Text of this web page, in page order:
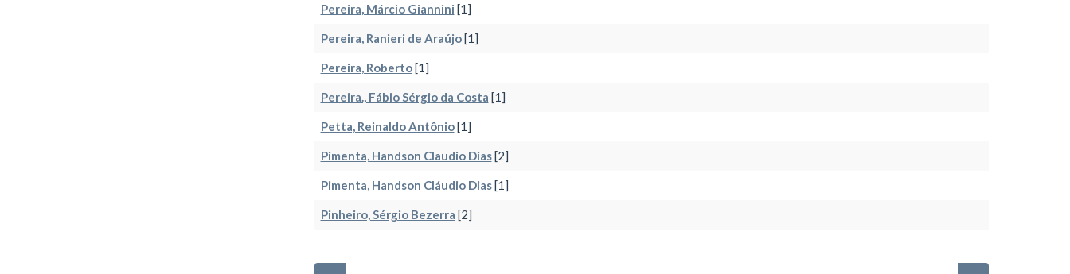
Pereira, Márcio Giannini [1]
Pereira, Ranieri de Araújo[1]
Pereira, Roberto[1]
Pereira., Fábio Sérgio da Costa [1]
Petta, Reinaldo Antônio[1]
Pimenta, Handson Claudio Dias[2]
Pimenta, Handson Cláudio Dias[1]
Pinheiro, Sérgio Bezerra [2]